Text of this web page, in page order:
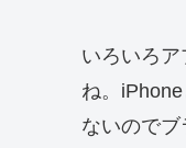
いろいろ
ね。
ないので